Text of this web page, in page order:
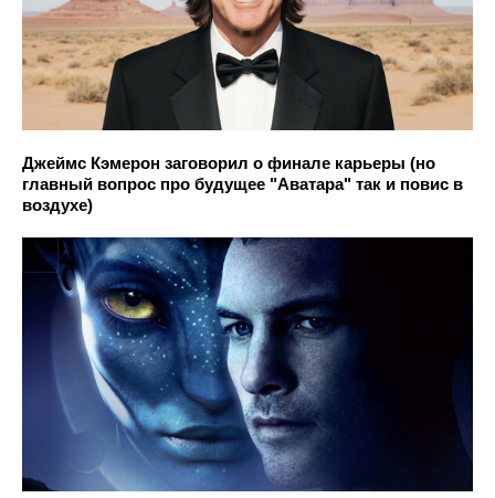
Джеймс Кэмерон заговорил о финале карьеры (но
главный вопрос про будущее "Аватара" так и повис в
воздухе)